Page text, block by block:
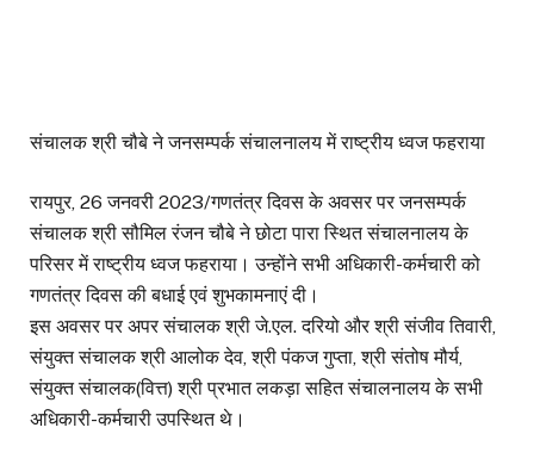
संचालक श्री चौबे ने जनसम्पर्क संचालनालय में राष्ट्रीय ध्वज फहराया
रायपुर, 26 जनवरी 2023/गणतंत्र दिवस के अवसर पर जनसम्पर्क
संचालक श्री सौमिल रंजन चौबे ने छोटा पारा स्थित संचालनालय के
परिसर में राष्ट्रीय ध्वज फहराया। उन्होंने सभी अधिकारी-कर्मचारी को
गणतंत्र दिवस की बधाई एवं शुभकामनाएं दी।
इस अवसर पर अपर संचालक श्री जे.एल. दरियो और श्री संजीव तिवारी,
संयुक्त संचालक श्री आलोक देव, श्री पंकज गुप्ता, श्री संतोष मौर्य,
संयुक्त संचालक(वित्त) श्री प्रभात लकड़ा सहित संचालनालय के सभी
अधिकारी-कर्मचारी उपस्थित थे।